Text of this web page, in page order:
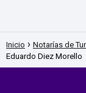
Inicio Notarías de
Eduardo Diez Morello